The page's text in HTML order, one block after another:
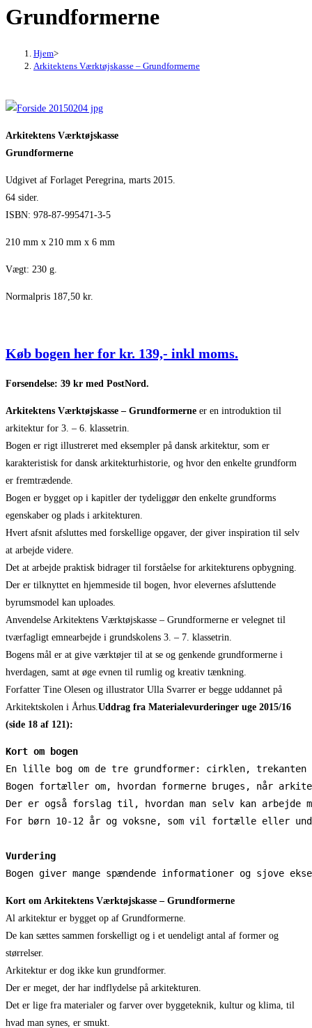
Grundformerne
Hjem>
Arkitektens Værktøjskasse – Grundformerne
Arkitektens Værktøjskasse
Grundformerne
Udgivet af Forlaget Peregrina, marts 2015.
64 sider.
ISBN: 978-87-995471-3-5
210 mm x 210 mm x 6 mm
Vægt: 230 g.
Normalpris 187,50 kr.
Køb bogen her for kr. 139,- inkl moms.
Forsendelse: 39 kr med PostNord.
Arkitektens Værktøjskasse – Grundformerne er en introduktion til
arkitektur for 3. – 6. klassetrin.
Bogen er rigt illustreret med eksempler på dansk arkitektur, som er
karakteristisk for dansk arkitekturhistorie, og hvor den enkelte grundform
er fremtrædende.
Bogen er bygget op i kapitler der tydeliggør den enkelte grundforms
egenskaber og plads i arkitekturen.
Hvert afsnit afsluttes med forskellige opgaver, der giver inspiration til selv
at arbejde videre.
Det at arbejde praktisk bidrager til forståelse for arkitekturens opbygning.
Der er tilknyttet en hjemmeside til bogen, hvor elevernes afsluttende
byrumsmodel kan uploades.
Anvendelse Arkitektens Værktøjskasse – Grundformerne er velegnet til
tværfagligt emnearbejde i grundskolens 3. – 7. klassetrin.
Bogens mål er at give værktøjer til at se og genkende grundformerne i
hverdagen, samt at øge evnen til rumlig og kreativ tænkning.
Forfatter Tine Olesen og illustrator Ulla Svarrer er begge uddannet på
Arkitektskolen i Århus.Uddrag fra Materialevurderinger uge 2015/16
(side 18 af 121):
Kort om bogen
En lille bog om de tre grundformer: cirklen,
Bogen fortæller om, hvordan formerne bruges, når
Der er også forslag til, hvordan man selv kan arbejde
For børn 10-12 år og voksne, som vil fortælle eller
Vurdering
Bogen giver mange spændende informationer og sjove
Kort om Arkitektens Værktøjskasse – Grundformerne
Al arkitektur er bygget op af Grundformerne.
De kan sættes sammen forskelligt og i et uendeligt antal af former og
størrelser.
Arkitektur er dog ikke kun grundformer.
Der er meget, der har indflydelse på arkitekturen.
Det er lige fra materialer og farver over byggeteknik, kultur og klima, til
hvad man synes, er smukt.